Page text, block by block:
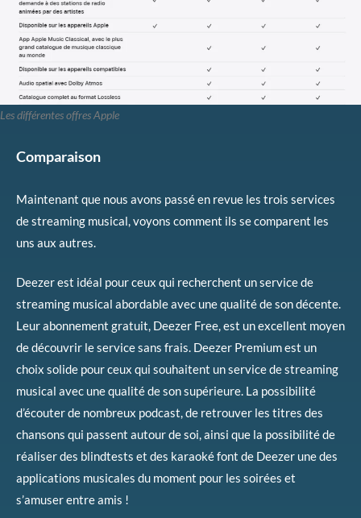
Les différentes offres Apple
Comparaison
Maintenant que nous avons passé en revue les trois services
de streaming musical, voyons comment ils se comparent les
uns aux autres.
Deezer est idéal pour ceux qui recherchent un service de
streaming musical abordable avec une qualité de son décente.
Leur abonnement gratuit, Deezer Free, est un excellent moyen
de découvrir le service sans frais. Deezer Premium est un
choix solide pour ceux qui souhaitent un service de streaming
musical avec une qualité de son supérieure. La possibilité
d’écouter de nombreux podcast, de retrouver les titres des
chansons qui passent autour de soi, ainsi que la possibilité de
réaliser des blindtests et des karaoké font de Deezer une des
applications musicales du moment pour les soirées et
s’amuser entre amis !